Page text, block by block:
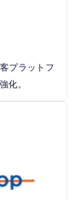
プラットフ
化。